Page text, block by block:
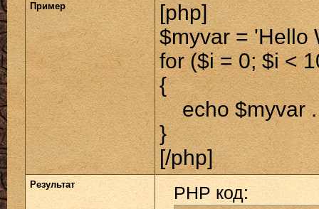
Пример
[php]
$myvar = 'Hello
for ($i = 0; $i <
{
echo $myvar .
}
[/php]
Результат PHP код: